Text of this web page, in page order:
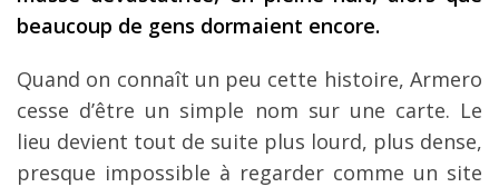
beaucoup de gens dormaient encore.
Quand on connaît un peu cette histoire, Armero
cesse d’être un simple nom sur une carte. Le
lieu devient tout de suite plus lourd, plus dense,
presque impossible à regarder comme un site